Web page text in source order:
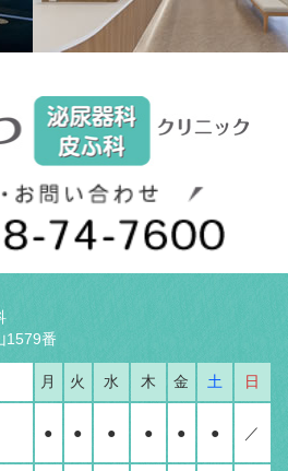
番
月 火 水 木 金 土 日
● ● ● ● ● ● ／